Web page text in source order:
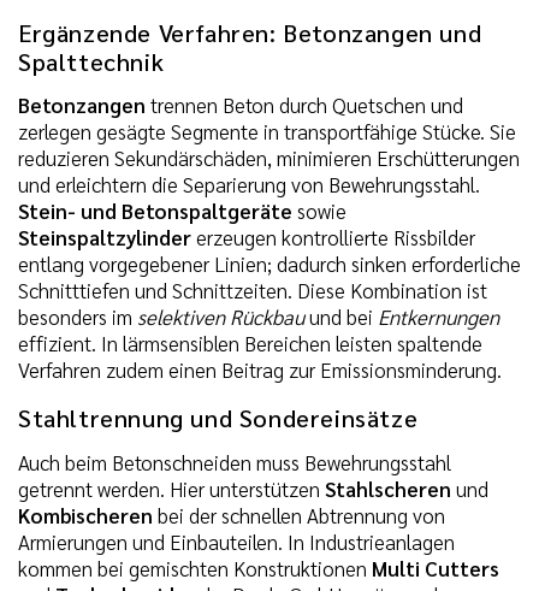
Ergänzende Verfahren: Betonzangen und
Spalttechnik
Betonzangen trennen Beton durch Quetschen und
zerlegen gesägte Segmente in transportfähige Stücke. Sie
reduzieren Sekundärschäden, minimieren Erschütterungen
und erleichtern die Separierung von Bewehrungsstahl.
Stein- und Betonspaltgeräte sowie
Steinspaltzylindererzeugen kontrollierte Rissbilder
entlang vorgegebener Linien; dadurch sinken erforderliche
Schnitttiefen und Schnittzeiten. Diese Kombination ist
besonders im selektiven Rückbauund bei Entkernungen
effizient. In lärmsensiblen Bereichen leisten spaltende
Verfahren zudem einen Beitrag zur Emissionsminderung.
Stahltrennung und Sondereinsätze
Auch beim Betonschneiden muss Bewehrungsstahl
getrennt werden. Hier unterstützen Stahlscheren und
Kombischeren bei der schnellen Abtrennung von
Armierungen und Einbauteilen. In Industrieanlagen
kommen bei gemischten Konstruktionen Multi Cutters